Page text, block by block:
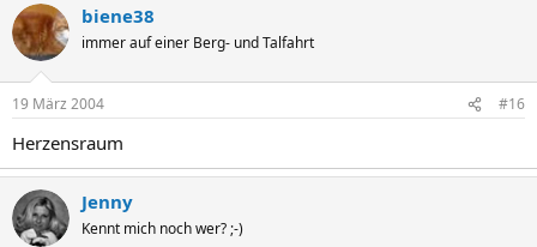
biene38
immer auf einer Berg- und Talfahrt
19 März 2004 #16
Herzensraum
Jenny
Kennt mich noch wer? ;-)